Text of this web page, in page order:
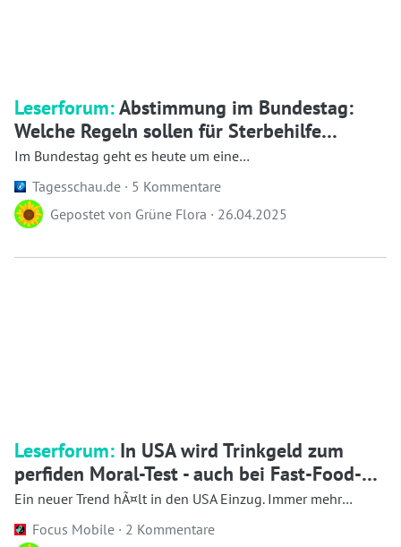
Leserforum:Abstimmung im Bundestag:
Welche Regeln sollen für Sterbehilfe
gelten?
Im Bundestag geht es heute um eine
Tagesschau.de · 5 Kommentare
Gepostet von Grüne Flora · 26.04.2025
Leserforum: In USA wird Trinkgeld zum
perfiden Moral-Test - auch bei Fast-Food-
Ketten
Ein neuer Trend hÃ¤lt in den USA Einzug. Immer mehr
Focus Mobile · 2 Kommentare